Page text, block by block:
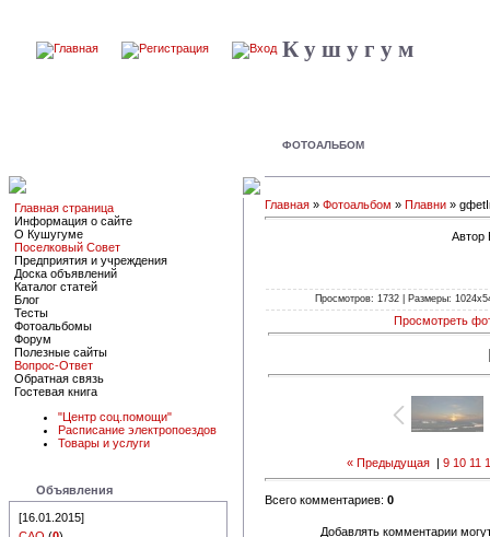
К у ш у г у м
ФОТОАЛЬБОМ
Главная страница
Информация о сайте
О Кушугуме
Поселковый Совет
Предприятия и учреждения
Доска объявлений
Каталог статей
Блог
Тесты
Фотоальбомы
Форум
Полезные сайты
Вопрос-Ответ
Обратная связь
Гостевая книга
"Центр соц.помощи"
Расписание электропоездов
Товары и услуги
Объявления
[16.01.2015]
Главная » Фотоальбом » Плавни »
Автор
Просмотров: 1732 | Размеры:
Просмотреть
« Предыдущая| 9 10 11
Всего комментариев: 0
Добавлять комментарии